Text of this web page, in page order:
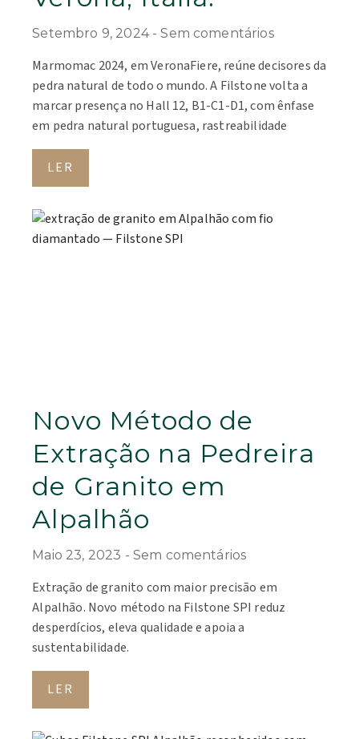
Setembro 9, 2024 Sem comentários
Marmomac 2024, em VeronaFiere, reúne decisores da
pedra natural de todo o mundo. A Filstone volta a
marcar presença no Hall 12, B1-C1-D1, com ênfase
em pedra natural portuguesa, rastreabilidade
LER
Novo Método de
Extração na Pedreira
de Granito em
Alpalhão
Maio 23, 2023 Sem comentários
Extração de granito com maior precisão em
Alpalhão. Novo método na Filstone SPI reduz
desperdícios, eleva qualidade e apoia a
sustentabilidade.
LER